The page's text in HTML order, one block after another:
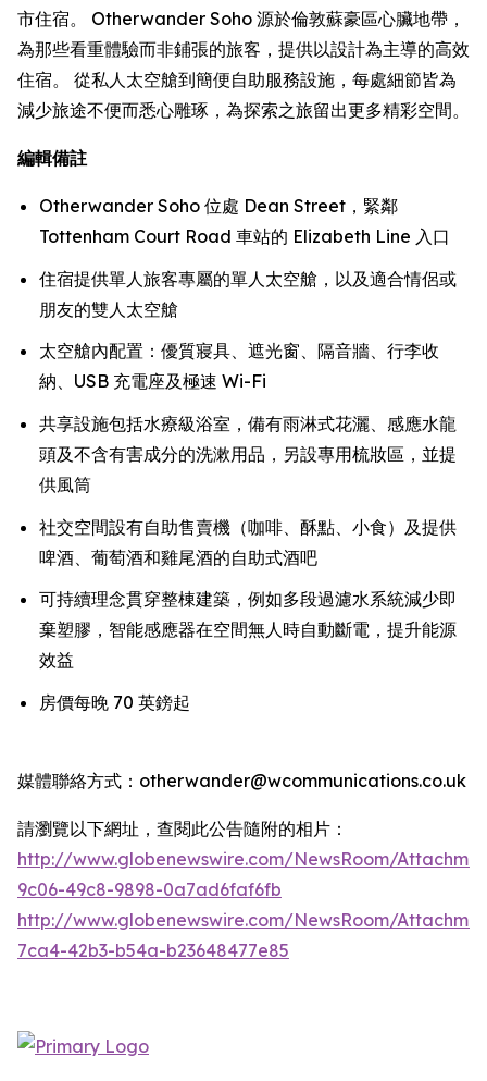
市住宿。 Otherwander Soho 源於倫敦蘇豪區心臟地帶，
為那些看重體驗而非鋪張的旅客，提供以設計為主導的高效
住宿。 從私人太空艙到簡便自助服務設施，每處細節皆為
減少旅途不便而悉心雕琢，為探索之旅留出更多精彩空間。
編輯備註
Otherwander Soho 位處 Dean Street，緊鄰
Tottenham Court Road 車站的 Elizabeth Line 入口
住宿提供單人旅客專屬的單人太空艙，以及適合情侶或
朋友的雙人太空艙
太空艙內配置：優質寢具、遮光窗、隔音牆、行李收
納、USB 充電座及極速 Wi-Fi
共享設施包括水療級浴室，備有雨淋式花灑、感應水龍
頭及不含有害成分的洗漱用品，另設專用梳妝區，並提
供風筒
社交空間設有自助售賣機（咖啡、酥點、小食）及提供
啤酒、葡萄酒和雞尾酒的自助式酒吧
可持續理念貫穿整棟建築，例如多段過濾水系統減少即
棄塑膠，智能感應器在空間無人時自動斷電，提升能源
效益
房價每晚 70 英鎊起
媒體聯絡方式：otherwander@wcommunications.co.uk
請瀏覽以下網址，查閱此公告隨附的相片：
http://www.globenewswire.com/NewsRoom/
9c06-49c8-9898-0a7ad6faf6fb
http://www.globenewswire.com/NewsRoom/
7ca4-42b3-b54a-b23648477e85